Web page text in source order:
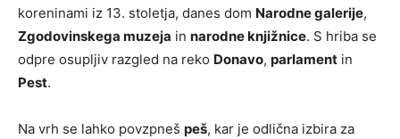
koreninami iz 13. stoletja, danes dom Narodne galerije,
Zgodovinskega muzeja in narodne knjižnice. S hriba se
odpre osupljiv razgled na reko Donavo, parlament in
Pest.
Na vrh se lahko povzpneš peš, kar je odlična izbira za